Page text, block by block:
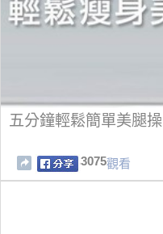
五分鐘輕鬆簡單美腿操
3075觀看